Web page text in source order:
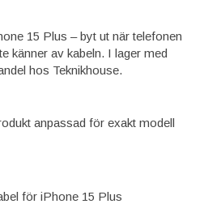
15 Plus – byt ut när telefonen
känner av kabeln. I lager med
hos Teknikhouse.
anpassad för exakt modell
för iPhone 15 Plus